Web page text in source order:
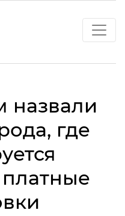
назвали
где
платные